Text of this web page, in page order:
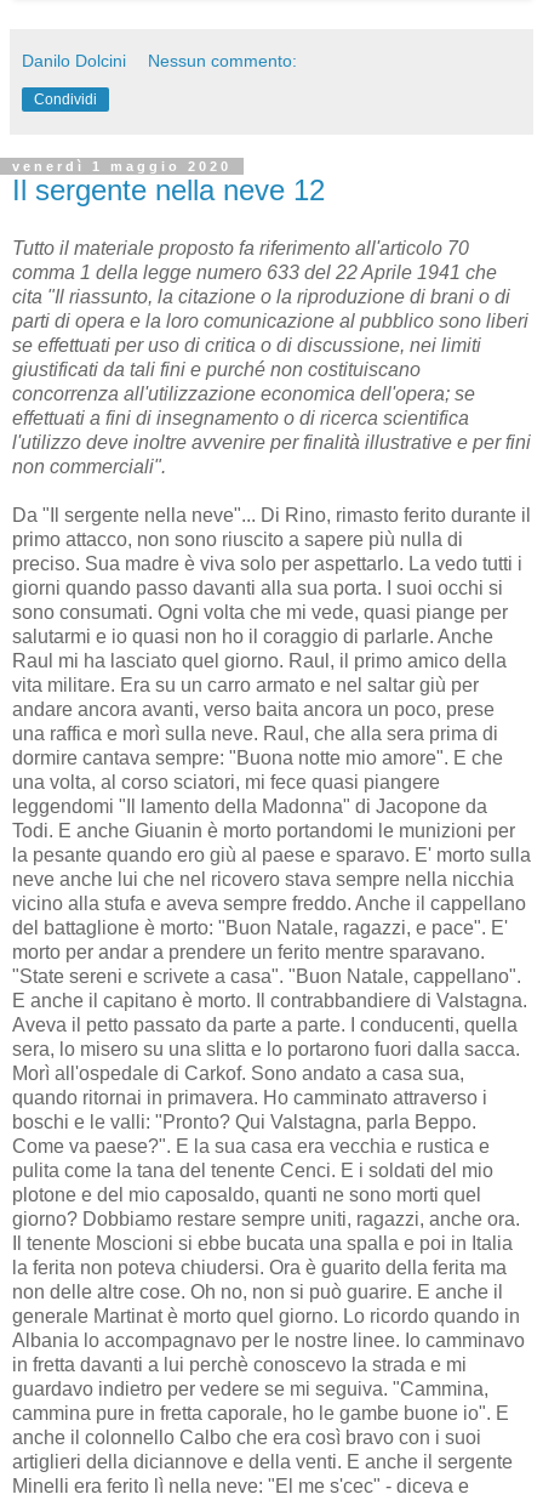
Danilo Dolcini Nessun commento:
Condividi
venerdì 1 maggio 2020
Il sergente nella neve 12
Tutto il materiale proposto fa riferimento all'articolo 70
comma 1 della legge numero 633 del 22 Aprile 1941 che
cita "Il riassunto, la citazione o la riproduzione di brani o di
parti di opera e la loro comunicazione al pubblico sono liberi
se effettuati per uso di critica o di discussione, nei limiti
giustificati da tali fini e purché non costituiscano
concorrenza all'utilizzazione economica dell'opera; se
effettuati a fini di insegnamento o di ricerca scientifica
l'utilizzo deve inoltre avvenire per finalità illustrative e per fini
non commerciali".
Da "Il sergente nella neve"... Di Rino, rimasto ferito durante il
primo attacco, non sono riuscito a sapere più nulla di
preciso. Sua madre è viva solo per aspettarlo. La vedo tutti i
giorni quando passo davanti alla sua porta. I suoi occhi si
sono consumati. Ogni volta che mi vede, quasi piange per
salutarmi e io quasi non ho il coraggio di parlarle. Anche
Raul mi ha lasciato quel giorno. Raul, il primo amico della
vita militare. Era su un carro armato e nel saltar giù per
andare ancora avanti, verso baita ancora un poco, prese
una raffica e morì sulla neve. Raul, che alla sera prima di
dormire cantava sempre: "Buona notte mio amore". E che
una volta, al corso sciatori, mi fece quasi piangere
leggendomi "Il lamento della Madonna" di Jacopone da
Todi. E anche Giuanin è morto portandomi le munizioni per
la pesante quando ero giù al paese e sparavo. E' morto sulla
neve anche lui che nel ricovero stava sempre nella nicchia
vicino alla stufa e aveva sempre freddo. Anche il cappellano
del battaglione è morto: "Buon Natale, ragazzi, e pace". E'
morto per andar a prendere un ferito mentre sparavano.
"State sereni e scrivete a casa". "Buon Natale, cappellano".
E anche il capitano è morto. Il contrabbandiere di Valstagna.
Aveva il petto passato da parte a parte. I conducenti, quella
sera, lo misero su una slitta e lo portarono fuori dalla sacca.
Morì all'ospedale di Carkof. Sono andato a casa sua,
quando ritornai in primavera. Ho camminato attraverso i
boschi e le valli: "Pronto? Qui Valstagna, parla Beppo.
Come va paese?". E la sua casa era vecchia e rustica e
pulita come la tana del tenente Cenci. E i soldati del mio
plotone e del mio caposaldo, quanti ne sono morti quel
giorno? Dobbiamo restare sempre uniti, ragazzi, anche ora.
Il tenente Moscioni si ebbe bucata una spalla e poi in Italia
la ferita non poteva chiudersi. Ora è guarito della ferita ma
non delle altre cose. Oh no, non si può guarire. E anche il
generale Martinat è morto quel giorno. Lo ricordo quando in
Albania lo accompagnavo per le nostre linee. Io camminavo
in fretta davanti a lui perchè conoscevo la strada e mi
guardavo indietro per vedere se mi seguiva. "Cammina,
cammina pure in fretta caporale, ho le gambe buone io". E
anche il colonnello Calbo che era così bravo con i suoi
artiglieri della diciannove e della venti. E anche il sergente
Minelli era ferito lì nella neve: "El me s'cec" - diceva e